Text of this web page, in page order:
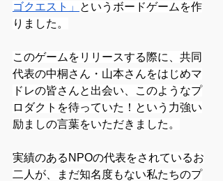
ゴクエスト」
というボードゲームを作
りました。
このゲームをリリースする際に、共同
代表の中桐さん・山本さんをはじめマ
ドレの皆さんと出会い、このようなプ
ロダクトを待っていた！という力強い
励ましの言葉をいただきました。
実績のあるNPOの代表をされているお
二人が、まだ知名度もない私たちのプ